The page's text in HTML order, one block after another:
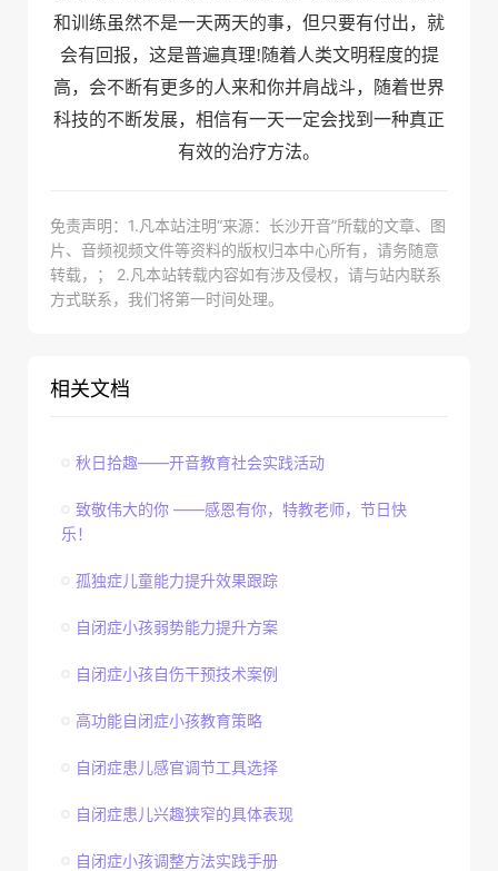
和训练虽然不是一天两天的事，但只要有付出，就
会有回报，这是普遍真理!随着人类文明程度的提
高，会不断有更多的人来和你并肩战斗，随着世界
科技的不断发展，相信有一天一定会找到一种真正
有效的治疗方法。
免责声明：1.凡本站注明“来源：长沙开音”所载的文章、图
片、音频视频文件等资料的版权归本中心所有，请务随意
转载，； 2.凡本站转载内容如有涉及侵权，请与站内联系
方式联系，我们将第一时间处理。
相关文档
秋日拾趣——开音教育社会实践活动
致敬伟大的你 ——感恩有你，特教老师，节日快
乐！
孤独症儿童能力提升效果跟踪
自闭症小孩弱势能力提升方案
自闭症小孩自伤干预技术案例
高功能自闭症小孩教育策略
自闭症患儿感官调节工具选择
自闭症患儿兴趣狭窄的具体表现
自闭症小孩调整方法实践手册